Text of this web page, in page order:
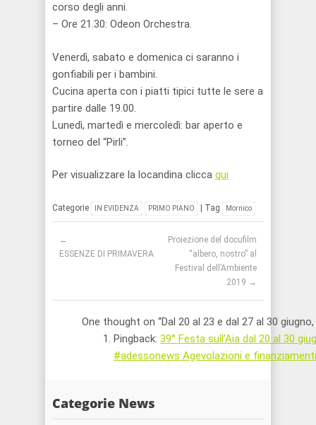
corso degli anni.
– Ore 21.30: Odeon Orchestra.
Venerdì, sabato e domenica ci saranno i
gonfiabili per i bambini.
Cucina aperta con i piatti tipici tutte le sere a
partire dalle 19.00.
Lunedì, martedì e mercoledì: bar aperto e
torneo del “Pirli”.
Per visualizzare la locandina clicca qui
Categorie IN EVIDENZA PRIMO PIANO | Tag Mornico
←
ESSENZE DI PRIMAVERA
Proiezione del docufilm
“albero, nostro” al
Festival dell’Ambiente
2019 →
One thought on “Dal 20 al 23 e dal 27 al 30
Pingback: 39° Festa sull’Aia dal 20 al 30
#adessonews Agevolazioni e finanziamenti
Categorie News